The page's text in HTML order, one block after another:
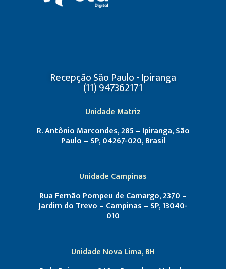
Recepção São Paulo - Ipiranga
(11) 947362171
Unidade Matriz
R. Antônio Marcondes, 285 – Ipiranga, São
Paulo – SP, 04267-020, Brasil
Unidade Campinas
Rua Fernão Pompeu de Camargo, 2370 –
Jardim do Trevo – Campinas – SP, 13040-
010
Unidade Nova Lima, BH